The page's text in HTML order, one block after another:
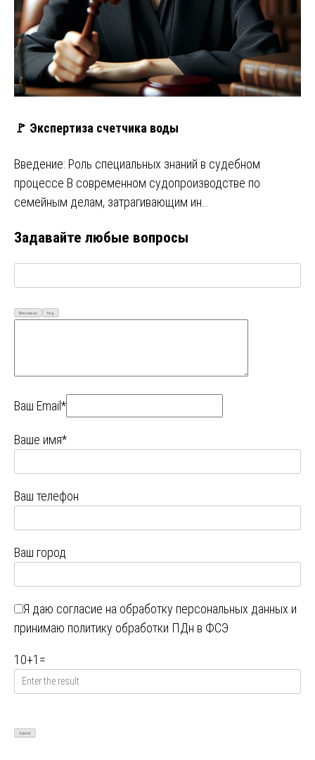
🚩 Экспертиза счетчика воды
Введение: Роль специальных знаний в судебном
процессе В современном судопроизводстве по
семейным делам, затрагивающим ин…
Задавайте любые вопросы
Визуально Код
Ваш Email*
Ваше имя*
Ваш телефон
Ваш город
Я даю согласие на обработку персональных данных и
принимаю политику обработки ПДн в ФСЭ
10+1 =